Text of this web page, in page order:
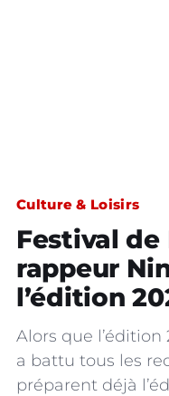
Culture & Loisirs
Festival de
rappeur
l’édition
Alors que
a battu tous les
préparent déjà